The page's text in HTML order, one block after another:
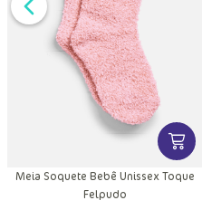
INFORMAÇÕES DO
VER
Meia Soquete Bebê Unissex Toque
Felpudo